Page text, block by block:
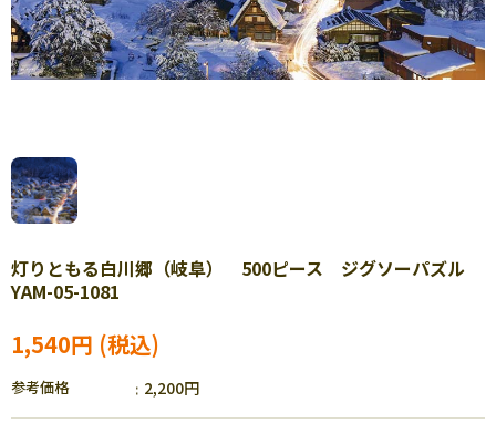
灯りともる白川郷（岐阜） 500ピース ジグソーパズル
YAM-05-1081
1,540円
参考価格 2,200円